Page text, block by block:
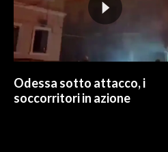
Odessa sotto attacco, i
soccorritori in azione